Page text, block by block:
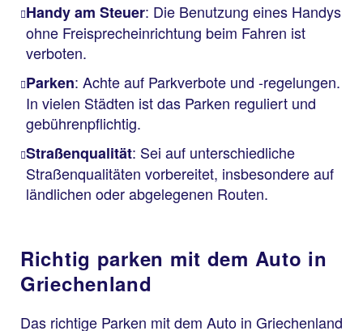
Handy am Steuer: Die Benutzung eines Handys
ohne Freisprecheinrichtung beim Fahren ist
verboten.
Parken: Achte auf Parkverbote und -regelungen.
In vielen Städten ist das Parken reguliert und
gebührenpflichtig.
Straßenqualität: Sei auf unterschiedliche
Straßenqualitäten vorbereitet, insbesondere auf
ländlichen oder abgelegenen Routen.
Richtig parken mit dem Auto in
Griechenland
Das richtige Parken mit dem Auto in Griechenland